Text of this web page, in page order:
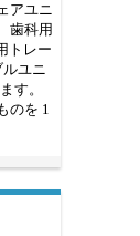
アユニ
歯科用
トレー
ユニ
す。
のを 1